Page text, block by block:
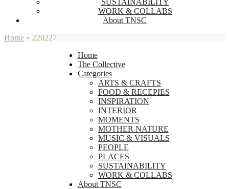
SUSTAINABILITY
WORK & COLLABS
About TNSC
Home » 220227
Home
The Collective
Categories
ARTS & CRAFTS
FOOD & RECEPIES
INSPIRATION
INTERIOR
MOMENTS
MOTHER NATURE
MUSIC & VISUALS
PEOPLE
PLACES
SUSTAINABILITY
WORK & COLLABS
About TNSC